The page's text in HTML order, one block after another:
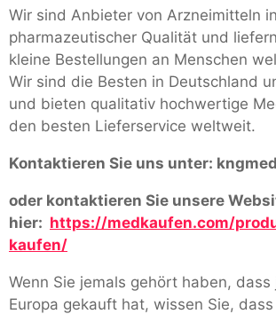
Wir sind Anbieter von Arzneimitteln in
pharmazeutischer Qualität und
kleine Bestellungen an Menschen
Wir sind die Besten in Deutschland
und bieten qualitativ hochwertige
den besten Lieferservice weltweit.
Kontaktieren Sie uns unter:
oder kontaktieren Sie unsere
hier: https://medkaufen.com/
kaufen/
Wenn Sie jemals gehört haben, dass
Europa gekauft hat, wissen Sie,